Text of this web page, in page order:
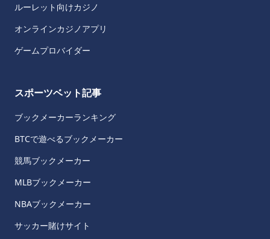
ルーレット向けカジノ
オンラインカジノアプリ
ゲームプロバイダー
スポーツベット記事
ブックメーカーランキング
BTCで遊べるブックメーカー
競馬ブックメーカー
MLBブックメーカー
NBAブックメーカー
サッカー賭けサイト